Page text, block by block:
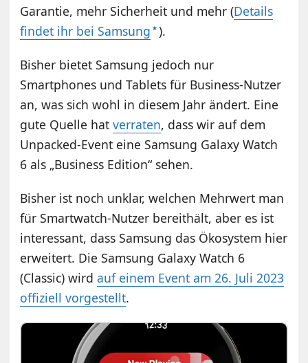
Garantie, mehr Sicherheit und mehr (Details
findet ihr bei Samsung ).
Bisher bietet Samsung jedoch nur
Smartphones und Tablets für Business-Nutzer
an, was sich wohl in diesem Jahr ändert. Eine
gute Quelle hatverraten, dass wir auf dem
Unpacked-Event eine Samsung Galaxy Watch
6 als „Business Edition“ sehen.
Bisher ist noch unklar, welchen Mehrwert man
für Smartwatch-Nutzer bereithält, aber es ist
interessant, dass Samsung das Ökosystem hier
erweitert. Die Samsung Galaxy Watch 6
(Classic) wirdauf einem Event am 26. Juli 2023
offiziell vorgestellt.